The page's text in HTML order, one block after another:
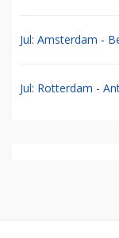
Jul: Amsterdam -
Jul: Rotterdam -